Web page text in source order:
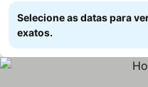
Selecione as datas para
exatos.